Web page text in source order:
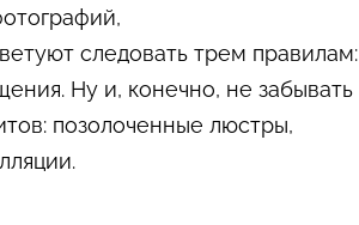
следовать трем правилам:
Ну и, конечно, не забывать
позолоченные люстры,